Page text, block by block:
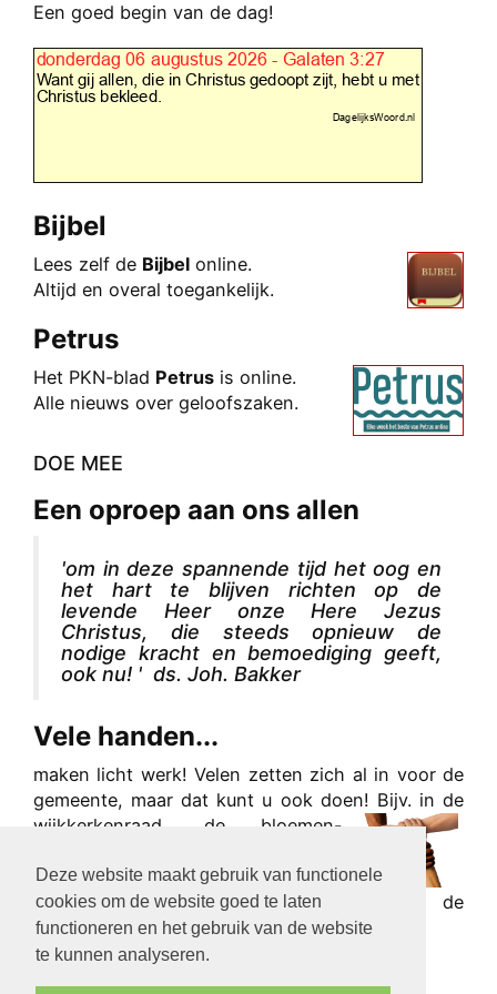
Deze website maakt gebruik van functionele
cookies om de website goed te laten
functioneren en het gebruik van de website
te kunnen analyseren.
Een goed begin van de dag!
Bijbel
Lees zelf de Bijbel online.
Altijd en overal toegankelijk.
Petrus
Het PKN-blad Petrus is online.
Alle nieuws over geloofszaken.
DOE MEE
Een oproep aan ons allen
'om in deze spannende tijd het oog en
het hart te blijven richten op de
levende Heer onze Here Jezus
Christus, die steeds opnieuw de
nodige kracht en bemoediging geeft,
ook nu! ' ds. Joh. Bakker
Vele handen...
maken licht werk! Velen zetten zich al in voor de
gemeente, maar dat kunt u ook doen! Bijv. in de
wijkkerkenraad, de bloemen-
bezoeker of ‘beamist’ enz.
Meedoen?Nou, graag! Geef u op bij de
wijkpredikant of ambtsdrager.